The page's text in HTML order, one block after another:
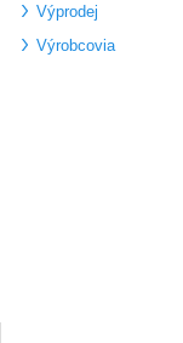
Výprodej
Výrobcovia